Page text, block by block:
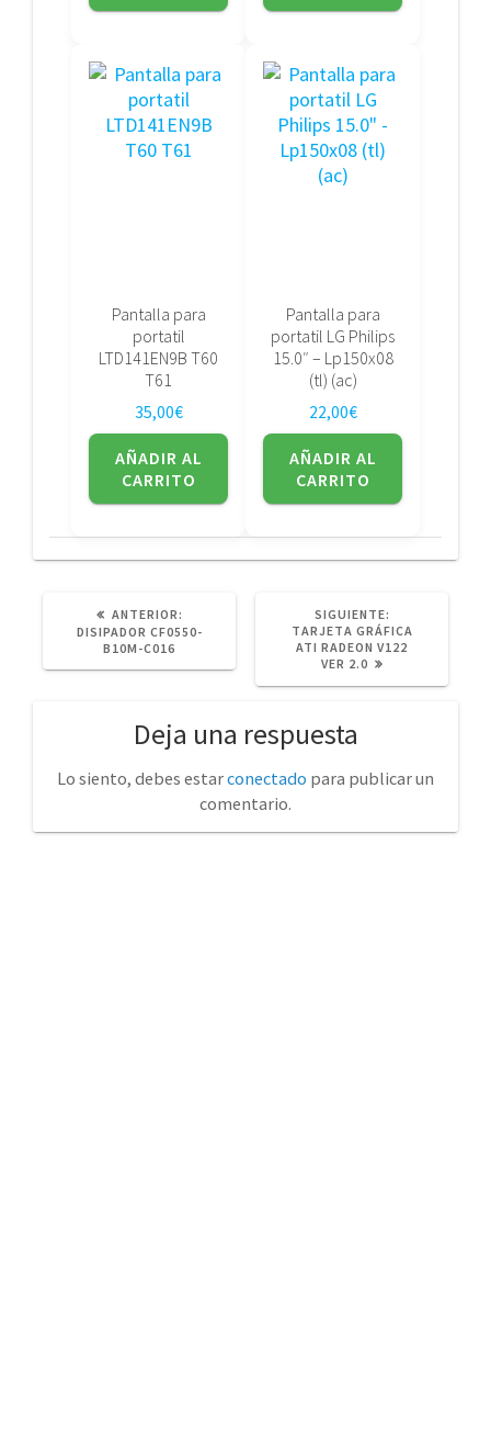
Pantalla para
portatil
LTD141EN9B T60
T61
35,00€
AÑADIR AL
CARRITO
Pantalla para
portatil LG Philips
15.0″ – Lp150x08
(tl) (ac)
22,00€
AÑADIR AL
CARRITO
ANTERIOR:
ANTERIOR:
DISIPADOR CF0550-
B10M-C016
SIGUIENTE:
POST:
TARJETA GRÁFICA
ATI RADEON V122
VER 2.0
Deja una respuesta
Lo siento, debes estarconectado para publicar un
comentario.